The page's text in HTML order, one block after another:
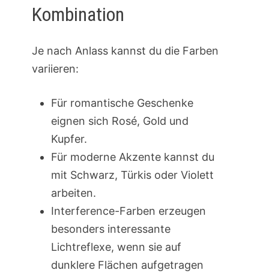
Kombination
Je nach Anlass kannst du die Farben
variieren:
Für romantische Geschenke
eignen sich Rosé, Gold und
Kupfer.
Für moderne Akzente kannst du
mit Schwarz, Türkis oder Violett
arbeiten.
Interference-Farben erzeugen
besonders interessante
Lichtreflexe, wenn sie auf
dunklere Flächen aufgetragen